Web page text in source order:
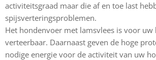
activiteitsgraad maar die af en toe last
spijsverteringsproblemen.
Het hondenvoer met lamsvlees is voor
verteerbaar. Daarnaast geven de hoge
nodige energie voor de activiteit van uw